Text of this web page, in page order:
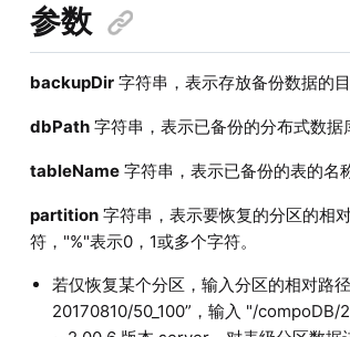
参数
backupDir 字符串，表示存放备份数据的目
dbPath 字符串，表示已备份的分布式数据
tableName 字符串，表示已备份的表的名
partition 字符串，表示要恢复的分区的相
符，"%"表示0，1或多个字符。
若仅恢复某个分区，输入分区的相对路
20170810/50_100”，输入 "/